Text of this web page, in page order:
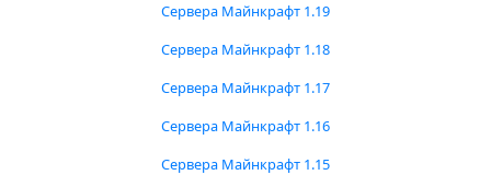
Сервера Майнкрафт 1.19
Сервера Майнкрафт 1.18
Сервера Майнкрафт 1.17
Сервера Майнкрафт 1.16
Сервера Майнкрафт 1.15